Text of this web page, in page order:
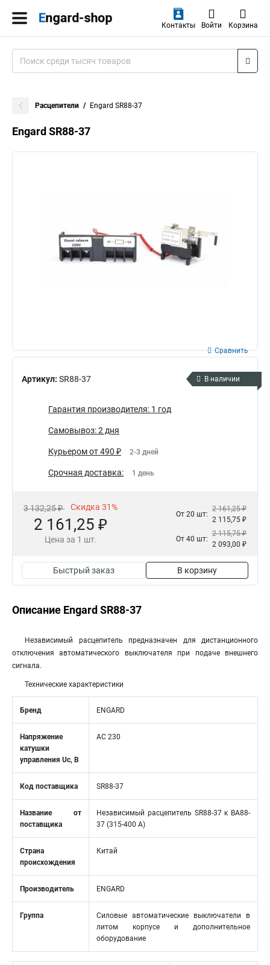
Контакты Войти Корзина
Расцепители Engard SR88-37
Engard SR88-37
Артикул: SR88-37
Сравнить
В наличии
Гарантия производителя: 1 год
Самовывоз: 2 дня
Курьером от 490 ₽ 2-3 дней
Срочная доставка: 1 день
3 132,25 ₽ Скидка 31%
2 161,25 ₽
Цена за 1 шт.
От 20 шт:
2 161,25 ₽
2 115,75 ₽
От 40 шт:
2 115,75 ₽
2 093,00 ₽
Быстрый заказ В корзину
Описание Engard SR88-37
Независимый расцепитель предназначен для дистанционного
отключения автоматического выключателя при подаче внешнего
сигнала.
Технические характеристики
Бренд ENGARD
Напряжение
катушки
управления Uc, В
AC 230
Код поставщика SR88-37
Название от
поставщика
Независимый расцепитель SR88-37 к ВА88-
37 (315-400 А)
Страна
происхождения
Китай
Производитель ENGARD
Группа
Силовые автоматические выключатели в
литом корпусе и дополнительное
оборудование